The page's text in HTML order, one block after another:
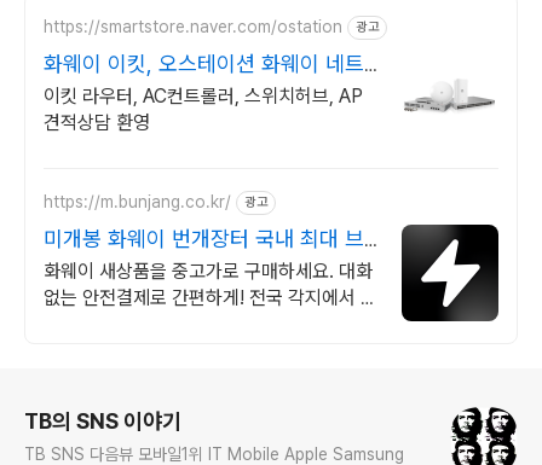
https://smartstore.naver.com/ostation 광고
화웨이 이킷, 오스테이션 화웨이 네트
워크부문 전문업체
이킷 라우터, AC컨트롤러, 스위치허브, AP
견적상담 환영
https://m.bunjang.co.kr/ 광고
미개봉 화웨이 번개장터 국내 최대 브
랜드 중고거래
화웨이 새상품을 중고가로 구매하세요. 대화
없는 안전결제로 간편하게! 전국 각지에서 올
TB의 SNS 이야기
TB SNS 다음뷰 모바일1위 IT Mobile Apple Samsung